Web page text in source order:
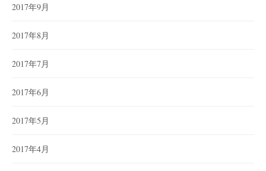
2017年9月
2017年8月
2017年7月
2017年6月
2017年5月
2017年4月